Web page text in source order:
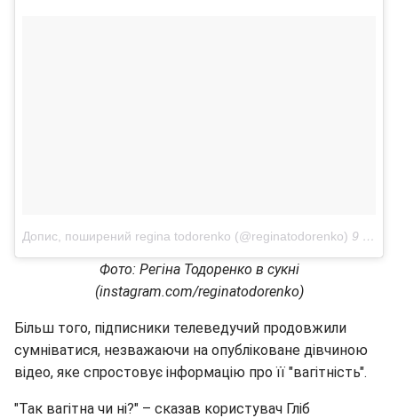
Допис, поширений regina todorenko (@reginatodorenko) 9 Чер 2018 р. о 2:48 PDT
Фото: Регіна Тодоренко в сукні
(instagram.com/reginatodorenko)
Більш того, підписники телеведучий продовжили
сумніватися, незважаючи на опубліковане дівчиною
відео, яке спростовує інформацію про її "вагітність".
"Так вагітна чи ні?" – сказав користувач Гліб